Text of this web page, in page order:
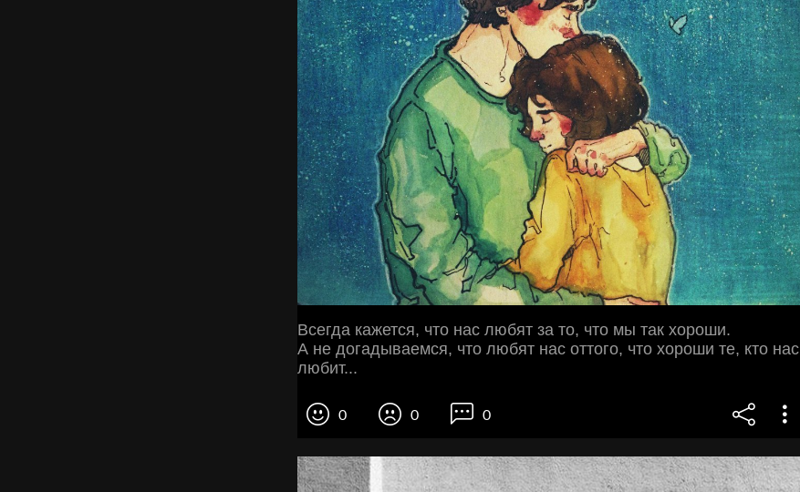
Всегда кажется, что нас любят за то, что мы так хороши.
А не догадываемся, что любят нас оттого, что хороши те, кто нас
любит...
0 0 0